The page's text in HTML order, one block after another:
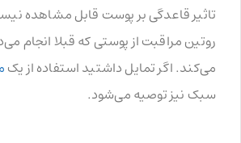
تاثیر قاعدگی بر پوست قابل مشاهده
روتین مراقبت از پوستی که قبلا انجام
می‌کند. اگر تمایل داشتید استفاده از یک
سبک نیز توصیه می‌شود.